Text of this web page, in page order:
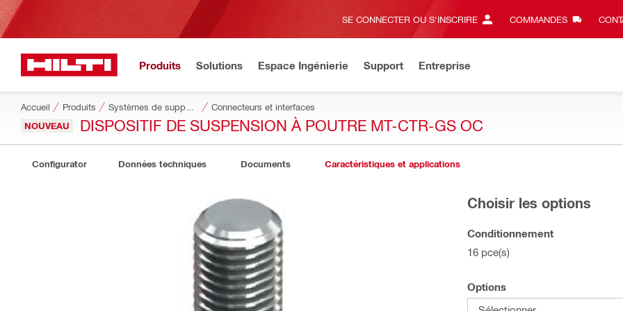
SE CONNECTER OU S'INSCRIRE COMMANDES
Produits Solutions Espace Ingénierie Support Entreprise
Accueil Produits Connecteurs et interfaces
NOUVEAU DISPOSITIF DE SUSPENSION À POUTRE MT-CTR-GS OC
Configurator Données techniques Documents Caractéristiques et applications
Choisir les options
Conditionnement
16 pce(s)
Options